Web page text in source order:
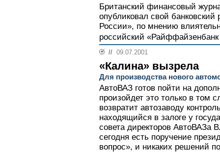
Британский финансовый
опубликовал свой
России», по мнению
российский
// 09.07.2001
«Калина» вызрела
Для производства нового
АвтоВАЗ готов пойти на
произойдет это только в том
возвратит автозаводу
находящийся в залоге у
совета директоров АвтоВАЗа
сегодня есть поручение
вопрос», и никаких решений